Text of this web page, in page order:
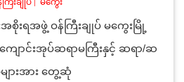
ြီးချုပ်| မကွေး
စိုးရအဖွဲ့ ဝန်ကြီးချုပ် မကွေးမြို့
ျောင်းအုပ်ဆရာမကြီးနှင့် ဆရာ/ဆ
ျားအား တွေ့ဆုံ